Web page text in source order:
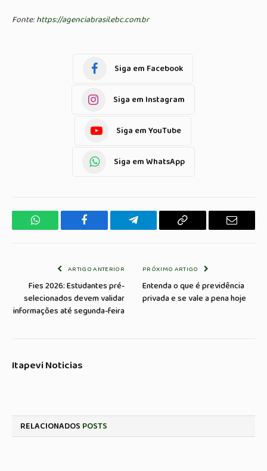
Fonte:https://agenciabrasil.ebc.com.br
Siga em Facebook
Siga em Instagram
Siga em YouTube
Siga em WhatsApp
WhatsApp Facebook Telegrama Copiar
E-
ARTIGO ANTERIOR
Fies 2026: Estudantes pré-
selecionados devem validar
informações até segunda-feira
PRÓXIMO ARTIGO
Entenda o que é previdência
privada e se vale a pena hoje
Itapevi Noticias
RELACIONADOS POSTS